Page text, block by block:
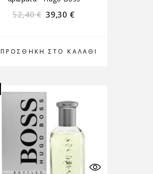
ΠΡΟΣΘΉΚΗ ΣΤΟ ΚΑΛΆΘΙ
52,40€ 39,30 €